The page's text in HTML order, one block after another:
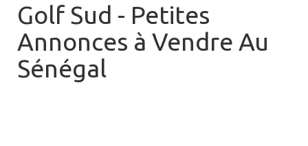
Golf Sud - Petites
Annonces à Vendre Au
Sénégal